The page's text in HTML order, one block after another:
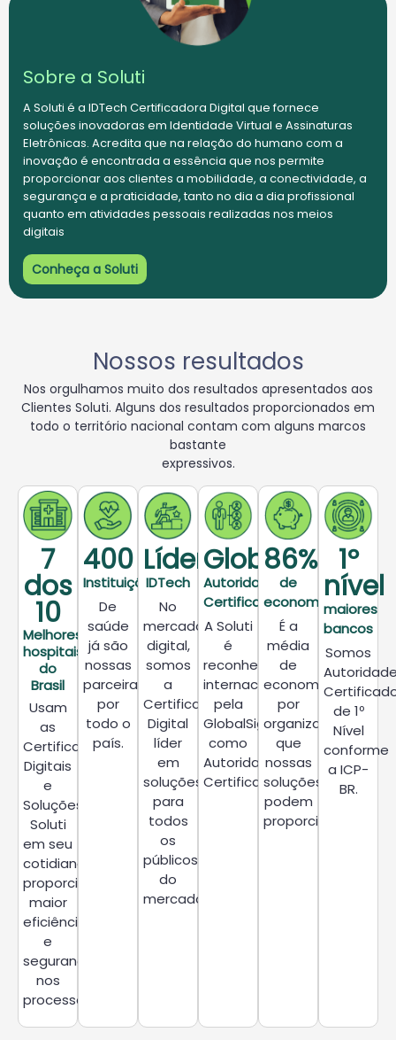
Sobre a Soluti
A Soluti é a IDTech Certificadora Digital que fornece
soluções inovadoras em Identidade Virtual e Assinaturas
Eletrônicas. Acredita que na relação do humano com a
inovação é encontrada a essência que nos permite
proporcionar aos clientes a mobilidade, a conectividade, a
segurança e a praticidade, tanto no dia a dia profissional
quanto em atividades pessoais realizadas nos meios
digitais
Conheça a Soluti
Nossos resultados
Nos orgulhamos muito dos resultados apresentados aos
Clientes Soluti. Alguns dos resultados proporcionados em
todo o território nacional contam com alguns marcos
bastante
expressivos.
7
dos
10
Melhores
hospitais
do
Brasil
Usam
as
Certificações
Digitais
e
Soluções
Soluti
em seu
cotidiano,
proporcionando
maior
eficiência
e
segurança
nos
processos
400
Instituições
De
saúde
já são
nossas
parceiras
por
todo o
país.
Líder​
IDTech
No
mercado
digital,
somos
a
Certificadora
Digital
líder
em
soluções
para
todos
os
públicos
do
mercado.
Global
Autoridade
Certificadora
A Soluti
é
reconhecida
internacionalmente
pela
GlobalSign
como
Autoridade
Certificadora.
86%
de
economia
É a
média
de
economia
por
organização
que
nossas
soluções
podem
proporcionar.
1º
nível
maiores
bancos
Somos
de 1º
Nível
conforme
a ICP-
BR.